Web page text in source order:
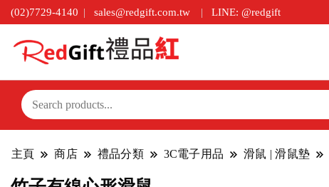
(02)7729-4140 sales@redgift.com.tw LINE: @redgift
主頁 商店 禮品分類 3C電子用品 滑鼠 | 滑鼠墊